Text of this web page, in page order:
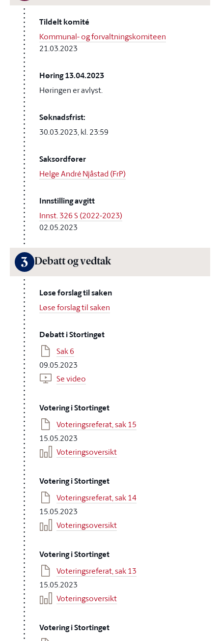
Tildelt komité
Kommunal- og forvaltningskomiteen
21.03.2023
Høring 13.04.2023
Høringen er avlyst.
Søknadsfrist:
30.03.2023, kl. 23:59
Saksordfører
Helge André Njåstad (FrP)
Innstilling avgitt
Innst. 326 S (2022-2023)
02.05.2023
3 Debatt og vedtak
Løse forslag til saken
Løse forslag til saken
Debatt i Stortinget
Sak 6
09.05.2023
Se video
Votering i Stortinget
Voteringsreferat, sak 15
15.05.2023
Voteringsoversikt
Votering i Stortinget
Voteringsreferat, sak 14
15.05.2023
Voteringsoversikt
Votering i Stortinget
Voteringsreferat, sak 13
15.05.2023
Voteringsoversikt
Votering i Stortinget